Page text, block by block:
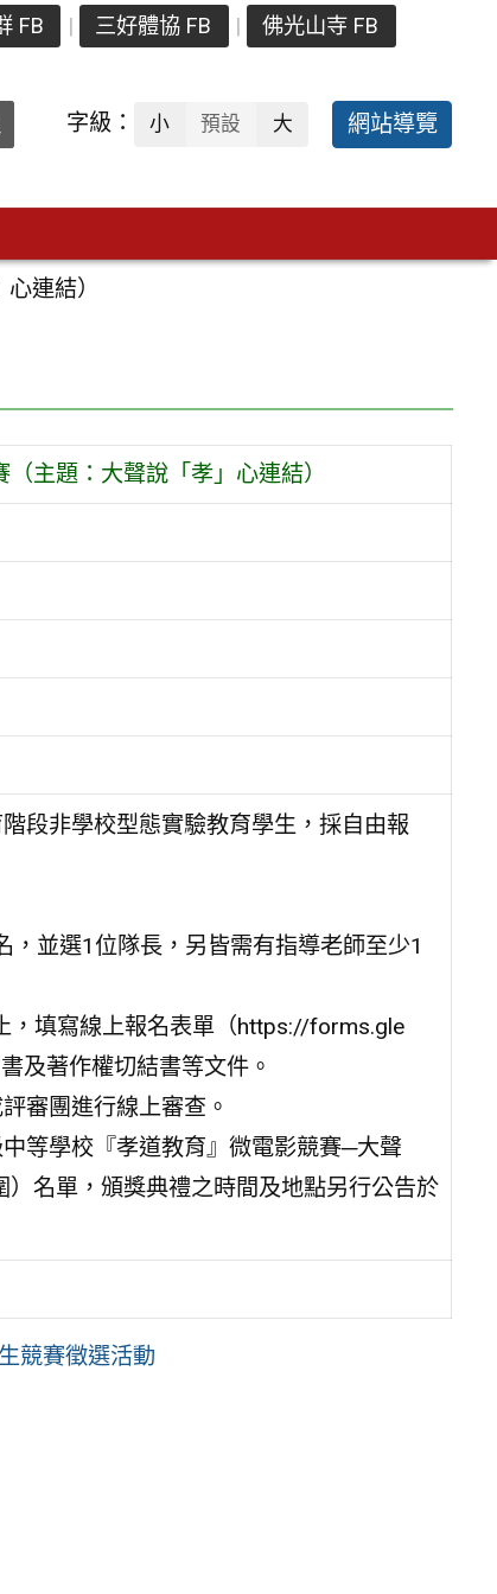
FB 三好體協 FB 佛光山寺 FB
出 字級： 小 預設 大 網站導覽
連結）
主題：大聲說「孝」心連結）
段非學校型態實驗教育學生，採自由報
並選1位隊長，另皆需有指導老師至少1
，填寫線上報名表單（https://forms.gle
及著作權切結書等文件。
審團進行線上審查。
等學校『孝道教育』微電影競賽─大聲
）名單，頒獎典禮之時間及地點另行公告於
競賽徵選活動